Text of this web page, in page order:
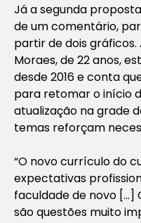
Já a segunda
de um comentário,
partir de dois
Moraes, de 22 anos,
desde 2016 e conta
para retomar o início
atualização na grade
temas reforçam
“O novo currículo do
expectativas
faculdade de novo […]
são questões muito